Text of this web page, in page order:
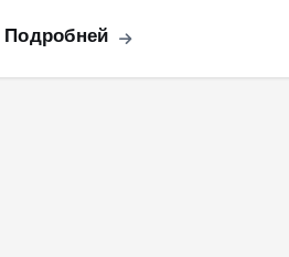
Подробней